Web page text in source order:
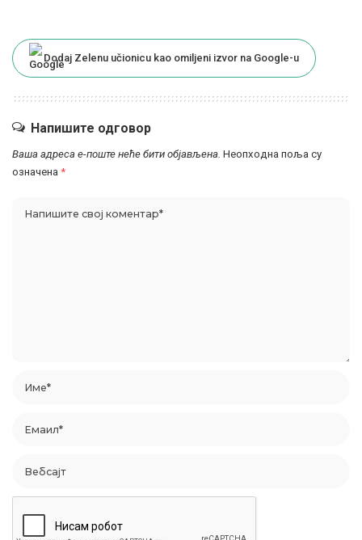
Dodaj Zelenu učionicu kao omiljeni izvor na Google-u
Напишите одговор
Ваша адреса е-поште неће бити објављена. Неопходна поља су
означена *